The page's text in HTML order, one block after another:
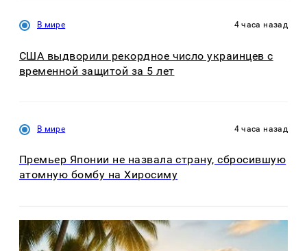
В мире 4 часа назад
США выдворили рекордное число украинцев с
временной защитой за 5 лет
В мире 4 часа назад
Премьер Японии не назвала страну, сбросившую
атомную бомбу на Хиросиму